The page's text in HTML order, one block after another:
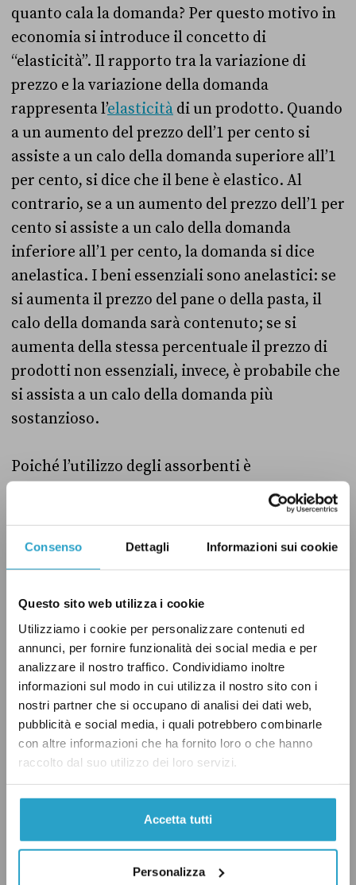
Consenso Dettagli Informazioni sui cookie
Questo sito web utilizza i cookie
Utilizziamo i cookie per personalizzare contenuti ed
annunci, per fornire funzionalità dei social media e per
analizzare il nostro traffico. Condividiamo inoltre
informazioni sul modo in cui utilizza il nostro sito con i
nostri partner che si occupano di analisi dei dati web,
pubblicità e social media, i quali potrebbero combinarle
con altre informazioni che ha fornito loro o che hanno
raccolto dal suo utilizzo dei loro servizi.
Accetta tutti
Personalizza
quanto cala la domanda? Per questo motivo in
economia si introduce il concetto di
“elasticità”. Il rapporto tra la variazione di
prezzo e la variazione della domanda
rappresenta l’elasticità di un prodotto. Quando
a un aumento del prezzo dell’1 per cento si
assiste a un calo della domanda superiore all’1
per cento, si dice che il bene è elastico. Al
contrario, se a un aumento del prezzo dell’1 per
cento si assiste a un calo della domanda
inferiore all’1 per cento, la domanda si dice
anelastica. I beni essenziali sono anelastici: se
si aumenta il prezzo del pane o della pasta, il
calo della domanda sarà contenuto; se si
aumenta della stessa percentuale il prezzo di
prodotti non essenziali, invece, è probabile che
si assista a un calo della domanda più
sostanzioso.
Poiché l’utilizzo degli assorbenti è
praticamente inevitabile per le donne,
indipendentemente dal prezzo, questi possono
essere considerati beni anelastici. Che cosa
ossia le donne che acquistano gli assorbenti,
allora si dovrebbe avere una riduzione di
prezzo. Ma questo ragionamento non
considera l’impatto che il taglio potrebbe avere
sul lato dell’offerta, ossia sulle imprese.
Per esempio per i beni per la prima infanzia il
al consumatore. Un monitoraggio del
Ministero delle Imprese e del Made in Italy
stimatoche nei primi mesi del 2023 per alcuni
prodotti la riduzione del prezzo è stata solo al